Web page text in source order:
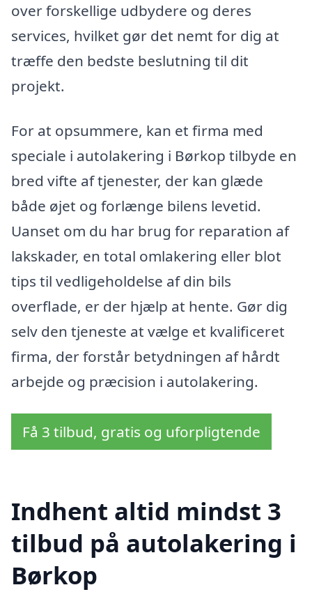
over forskellige udbydere og deres
services, hvilket gør det nemt for dig at
træffe den bedste beslutning til dit
projekt.
For at opsummere, kan et firma med
speciale i autolakering i Børkop tilbyde en
bred vifte af tjenester, der kan glæde
både øjet og forlænge bilens levetid.
Uanset om du har brug for reparation af
lakskader, en total omlakering eller blot
tips til vedligeholdelse af din bils
overflade, er der hjælp at hente. Gør dig
selv den tjeneste at vælge et kvalificeret
firma, der forstår betydningen af hårdt
arbejde og præcision i autolakering.
Få 3 tilbud, gratis og uforpligtende
Indhent altid mindst 3
tilbud på autolakering i
Børkop